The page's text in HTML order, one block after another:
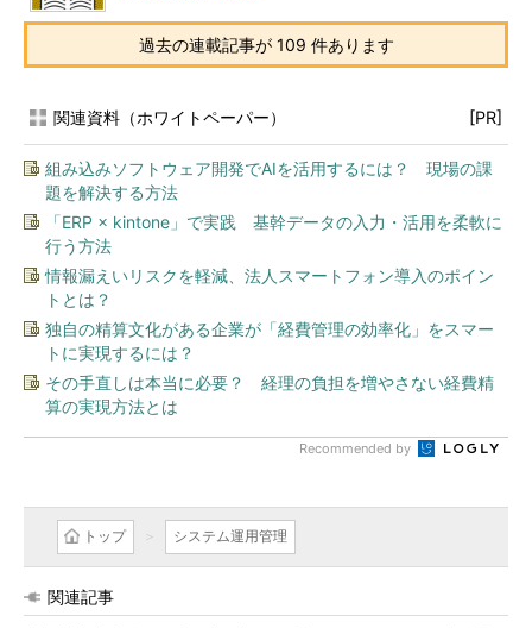
過去の連載記事が 109 件あります
関連資料（ホワイトペーパー） [PR]
組み込みソフトウェア開発でAIを活用するには？ 現場の課
題を解決する方法
「ERP × kintone」で実践 基幹データの入力・活用を柔軟に
行う方法
情報漏えいリスクを軽減、法人スマートフォン導入のポイン
トとは？
独自の精算文化がある企業が「経費管理の効率化」をスマー
トに実現するには？
その手直しは本当に必要？ 経理の負担を増やさない経費精
算の実現方法とは
Recommended by
トップ システム運用管理
関連記事